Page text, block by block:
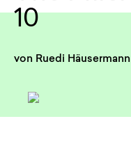
10
von Ruedi Häusermann